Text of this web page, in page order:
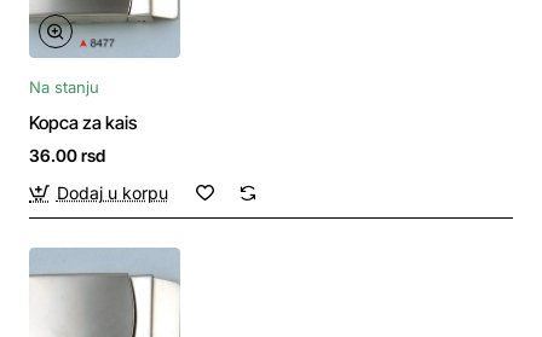
Na stanju
Kopca za kais
36.00 rsd
Dodaj u korpu